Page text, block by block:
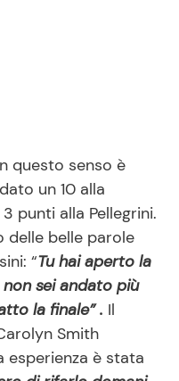
questo senso è
un 10 alla
punti alla Pellegrini.
delle belle parole
“Tu hai aperto la
sei andato più
la finale” . Il
Smith
esperienza è stata